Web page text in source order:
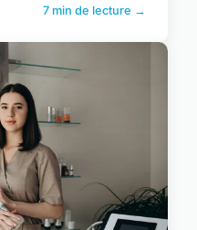
7 min de lecture →